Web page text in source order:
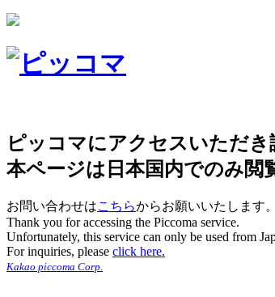
ピッコマにアクセスいただき
本ページは日本国内でのみ閲
お問い合わせはこちらからお願いいたします。
Thank you for accessing the Piccoma service.
Unfortunately, this service can only be used from
For inquiries, please click here.
Kakao piccoma Corp.